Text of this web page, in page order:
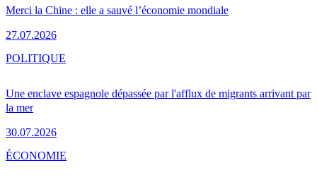
Merci la Chine : elle a sauvé l’économie mondiale
27.07.2026
Une enclave espagnole dépassée par l'afflux de migrants arrivant par
la mer
30.07.2026
POLITIQUE
ÉCONOMIE